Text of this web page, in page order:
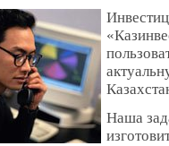
Наша